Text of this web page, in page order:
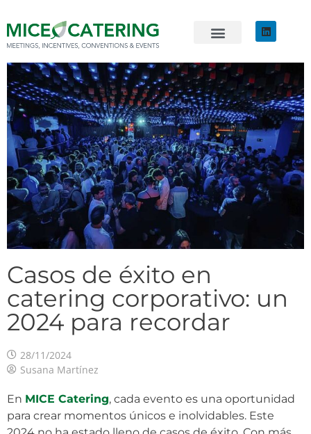
Casos de éxito en
catering corporativo: un
2024 para recordar
28/11/2024
Susana Martínez
En MICE Catering, cada evento es una oportunidad
para crear momentos únicos e inolvidables. Este